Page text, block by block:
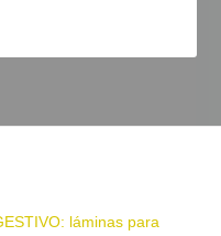
láminas para